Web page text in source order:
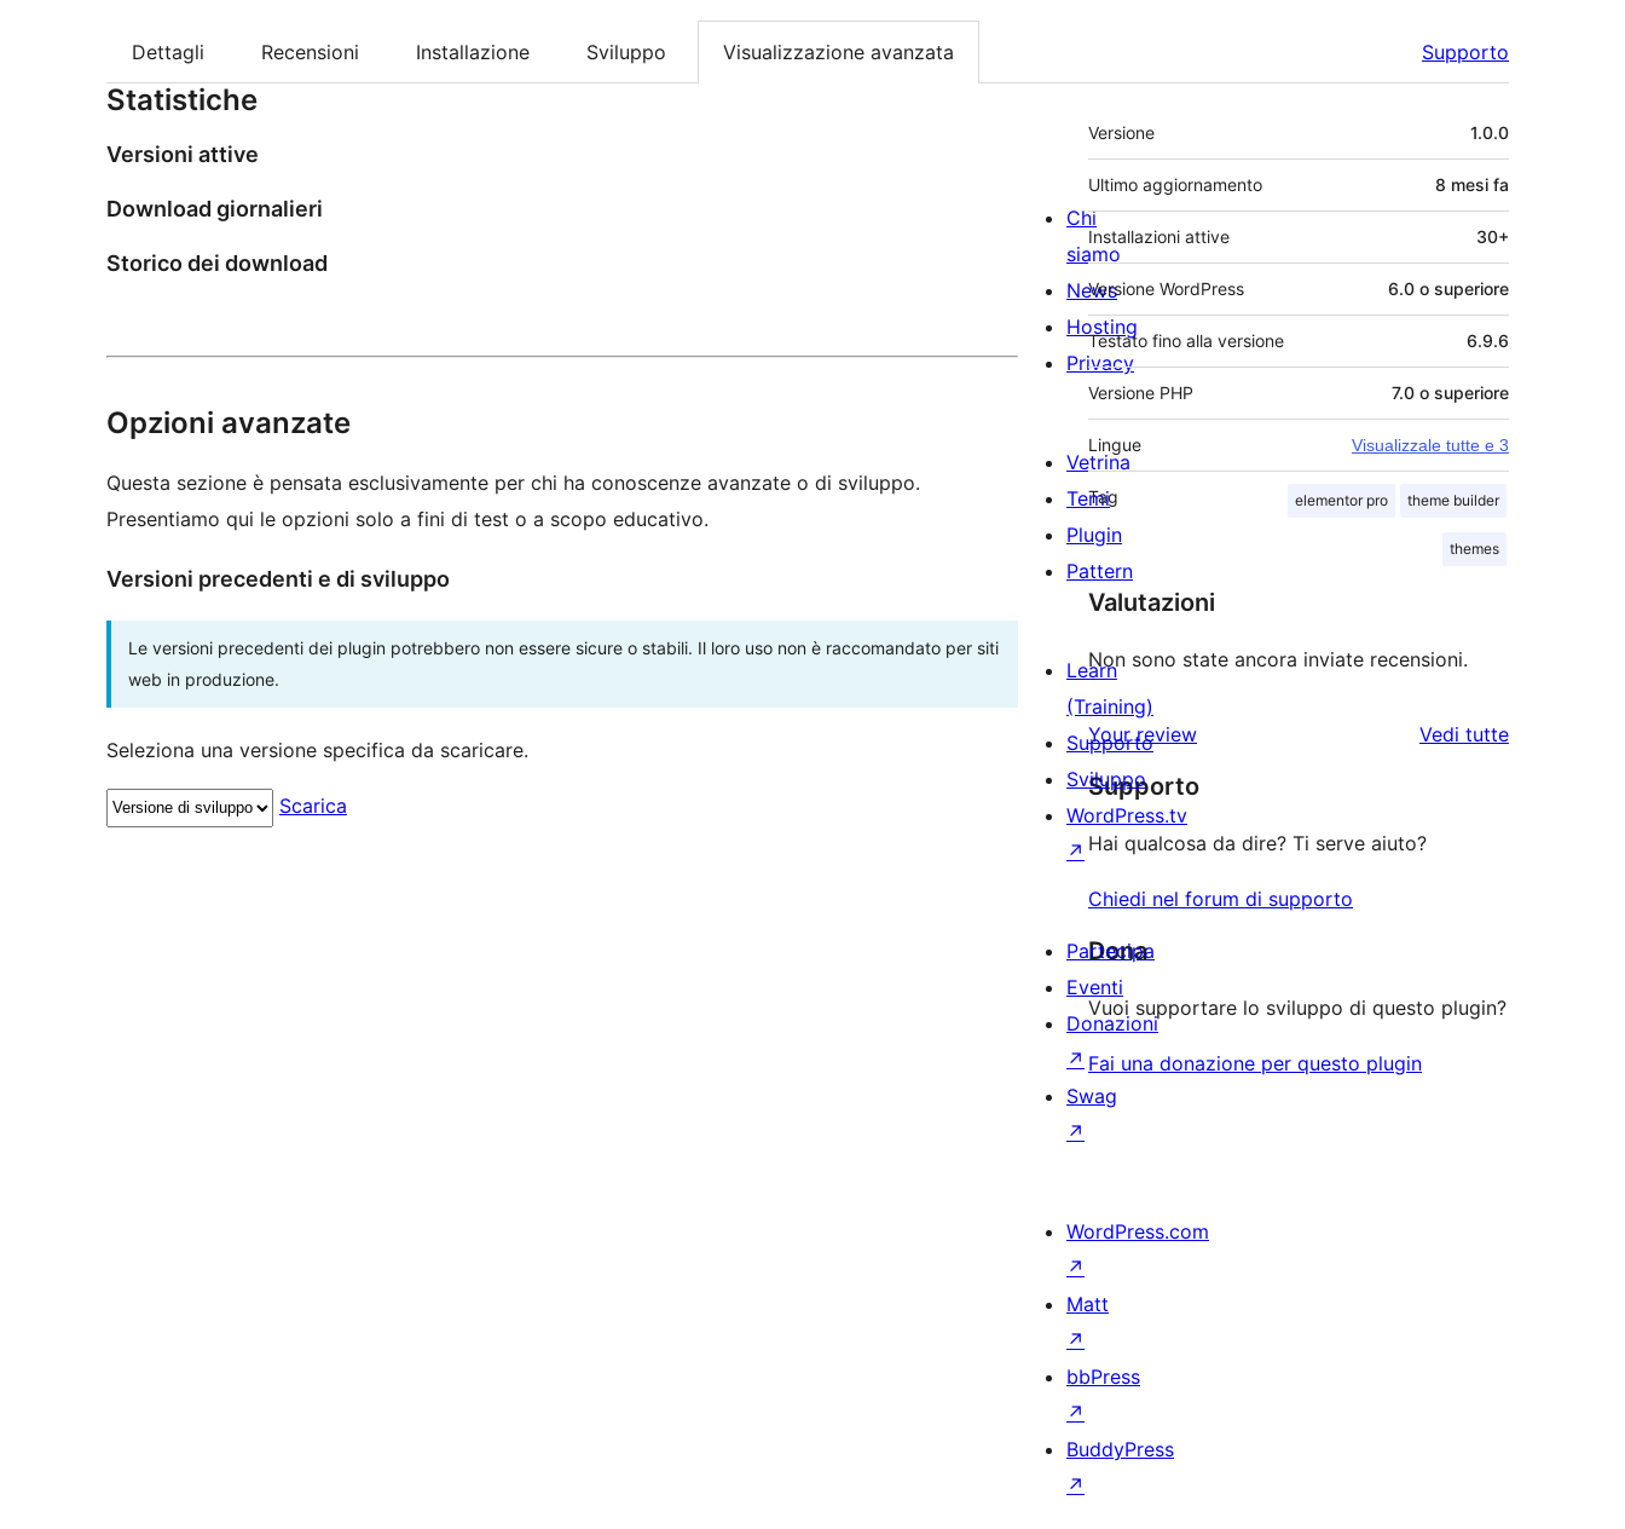
Dettagli Recensioni Installazione Sviluppo Visualizzazione avanzata Supporto
Statistiche
Versioni attive
Download giornalieri
Storico dei download
Opzioni avanzate
Questa sezione è pensata esclusivamente per chi ha conoscenze avanzate o di sviluppo.
Presentiamo qui le opzioni solo a fini di test o a scopo educativo.
Versioni precedenti e di sviluppo
Le versioni precedenti dei plugin potrebbero non essere sicure o stabili. Il loro uso non è raccomandato per siti
web in produzione.
Seleziona una versione specifica da scaricare.
Scarica
Meta
Versione 1.0.0
Ultimo aggiornamento 8 mesi fa
Installazioni attive 30+
Versione WordPress 6.0 o superiore
Testato fino alla versione 6.9.6
Versione PHP 7.0 o superiore
Lingue Visualizzale tutte e 3
Tag elementor pro theme builder
themes
Valutazioni
Non sono state ancora inviate recensioni.
Your review Vedi tuttele
Supporto
Hai qualcosa da dire? Ti serve aiuto?
Chiedi nel forum di supporto
Dona
Vuoi supportare lo sviluppo di questo plugin?
Fai una donazione per questo plugin
Chi
siamo
News
Hosting
Privacy
Vetrina
Temi
Plugin
Pattern
Learn
(Training)
Supporto
Sviluppo
WordPress.tv
↗
Partecipa
Eventi
Donazioni
↗
Swag
↗
WordPress.com
↗
Matt
↗
bbPress
↗
BuddyPress
↗